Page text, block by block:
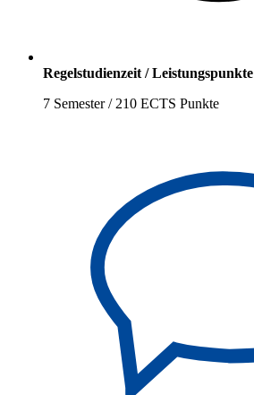
Regelstudienzeit / Leistungspunkte
7 Semester / 210 ECTS Punkte